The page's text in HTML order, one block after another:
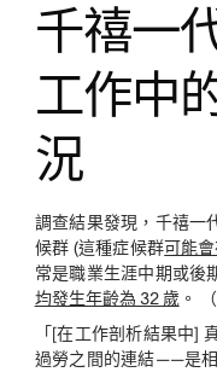
千禧一
工作中
況
調查結果發現，千禧一
候群 (這種症候群可能
常是職業生涯中期或後
均發生年齡為 32 歲。
「[在工作剖析結果中]
過勞之間的連結——是